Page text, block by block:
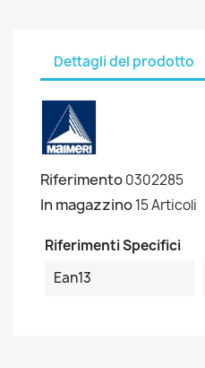
Dettagli del prodotto
Riferimento0302285
In magazzino15 Articoli
Riferimenti Specifici
Ean13